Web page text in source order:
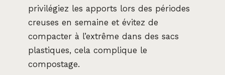
privilégiez les apports lors des périodes
creuses en semaine et évitez de
compacter à l’extrême dans des sacs
plastiques, cela complique le
compostage.